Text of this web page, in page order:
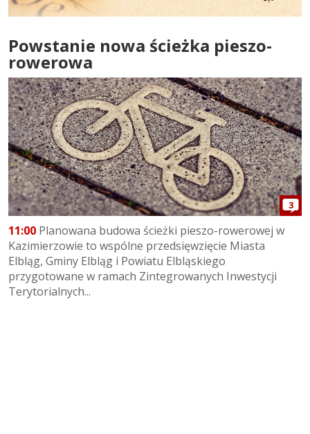
Powstanie nowa ścieżka pieszo-
rowerowa
3
11:00 Planowana budowa ścieżki pieszo-rowerowej w
Kazimierzowie to wspólne przedsięwzięcie Miasta
Elbląg, Gminy Elbląg i Powiatu Elbląskiego
przygotowane w ramach Zintegrowanych Inwestycji
Terytorialnych...